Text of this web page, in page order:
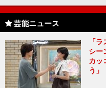
芸能ニュース
「
シー
カッ
う」